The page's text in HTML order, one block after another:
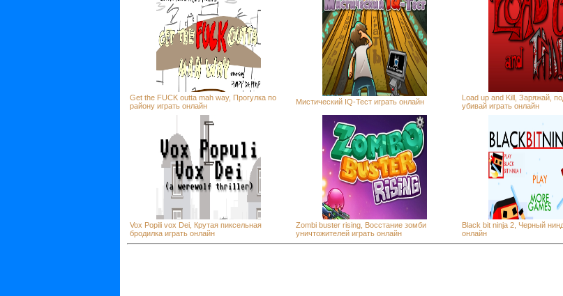
Get the FUCK outta mah way, Прогулка по
району играть онлайн
Мистический IQ-Тест играть онлайн
Load up and Kill, Заряжай,
убивай играть онлайн
Vox Popili vox Dei, Крутая пиксельная
бродилка играть онлайн
Zombi buster rising, Восстание зомби
уничтожителей играть онлайн
Black bit ninja 2, Черный
онлайн